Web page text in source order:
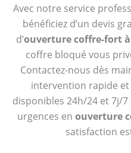
Avec notre service
bénéficiez d’un devis
d’ouverture coffre-fort à
coffre bloqué vous
Contactez-nous dès
intervention rapide
disponibles 24h/24 et 7j/
urgences en ouverture
satisfaction